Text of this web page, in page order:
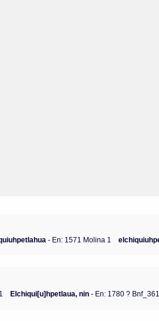
- En: 1571 Molina 1
Elchiqui[u]hpetlaua, nin - En: 1780 ? Bnf_361